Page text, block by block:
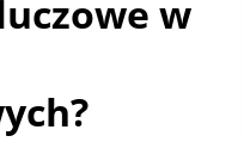
w